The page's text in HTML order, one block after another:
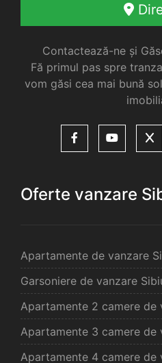
Contactează-ne și
Fă primul pas spre
vom găsi cea mai bună
Oferte vanzare
Apartamente de vanzare
Garsoniere de vanzare
Apartamente 2 camere de
Apartamente 3 camere de
Apartamente 4 camere de